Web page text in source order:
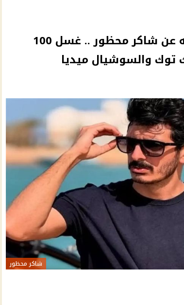
بيان هام من وزاه الداخليه عن شاكر محظور .. غسل 100
توك والسوشيال ميديا
شاكر محظور